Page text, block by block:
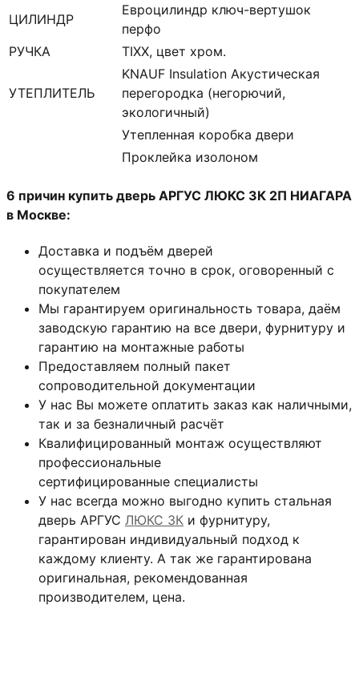
ЦИЛИНДР
Евроцилиндр ключ-вертушок
перфо
РУЧКА
TIXX, цвет хром.
УТЕПЛИТЕЛЬ
KNAUF Insulation Акустическая
перегородка (негорючий,
экологичный)
Утепленная коробка двери
Проклейка изолоном
6 причин купить дверь АРГУС ЛЮКС 3К 2П НИАГАРА
в Москве:
Доставка и подъём дверей
осуществляется точно в срок, оговоренный с
покупателем
Мы гарантируем оригинальность товара, даём
заводскую гарантию на все двери, фурнитуру и
гарантию на монтажные работы
Предоставляем полный пакет
сопроводительной документации
У нас Вы можете оплатить заказ как наличными,
так и за безналичный расчёт
Квалифицированный монтаж осуществляют
профессиональные
сертифицированные специалисты
У нас всегда можно выгодно купить стальная
дверь АРГУС ЛЮКС 3К и фурнитуру,
гарантирован индивидуальный подход к
каждому клиенту. А так же гарантирована
оригинальная, рекомендованная
производителем, цена.